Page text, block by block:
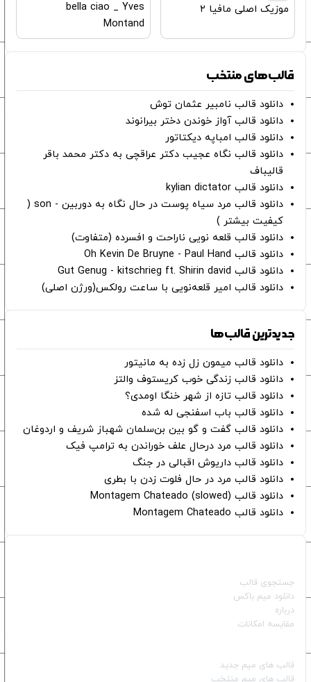
موزیک اصلی مافیا ۲
bella ciao _ Yves
Montand
قالب‌های منتخب
دانلود قالب نامبیر عثمان ‌توش
دانلود قالب آواز خوندن دختر بیرانوند
دانلود قالب امباپه دیکتاتور
دانلود قالب نگاه عجیب دکتر عراقچی به دکتر محمد باقر
قالیباف
دانلود قالب kylian dictator
دانلود قالب مرد سیاه پوست در حال نگاه به دوربین - son (
کیفیت بیشتر )
دانلود قالب قلعه نویی ناراحت و افسرده (متفاوت)
دانلود قالب Oh Kevin De Bruyne - Paul Hand
دانلود قالب Gut Genug - kitschrieg ft. Shirin david
دانلود قالب امیر قلعه‌نویی با ساعت رولکس(ورژن اصلی)
جدیدترین قالب‌ها
دانلود قالب میمون زل زده به مانیتور
دانلود قالب زندگی خوب کریستوف والتز
دانلود قالب تازه از شهر خنگا اومدی؟
دانلود قالب باب اسفنجی له شده
دانلود قالب گفت و گو بین بن‌سلمان شهباز شریف و اردوغان
دانلود قالب مرد درحال علف خوراندن به ترامپ فیک
دانلود قالب داریوش اقبالی در جنگ
دانلود قالب مرد در حال فلوت زدن با بطری
دانلود قالب Montagem Chateado (slowed)
دانلود قالب Montagem Chateado
جستجوی قالب
دانلود میم باکس
درباره
مقایسه امکانات
قالب‌ های میم جدید
قالب‌ های میم منتخب